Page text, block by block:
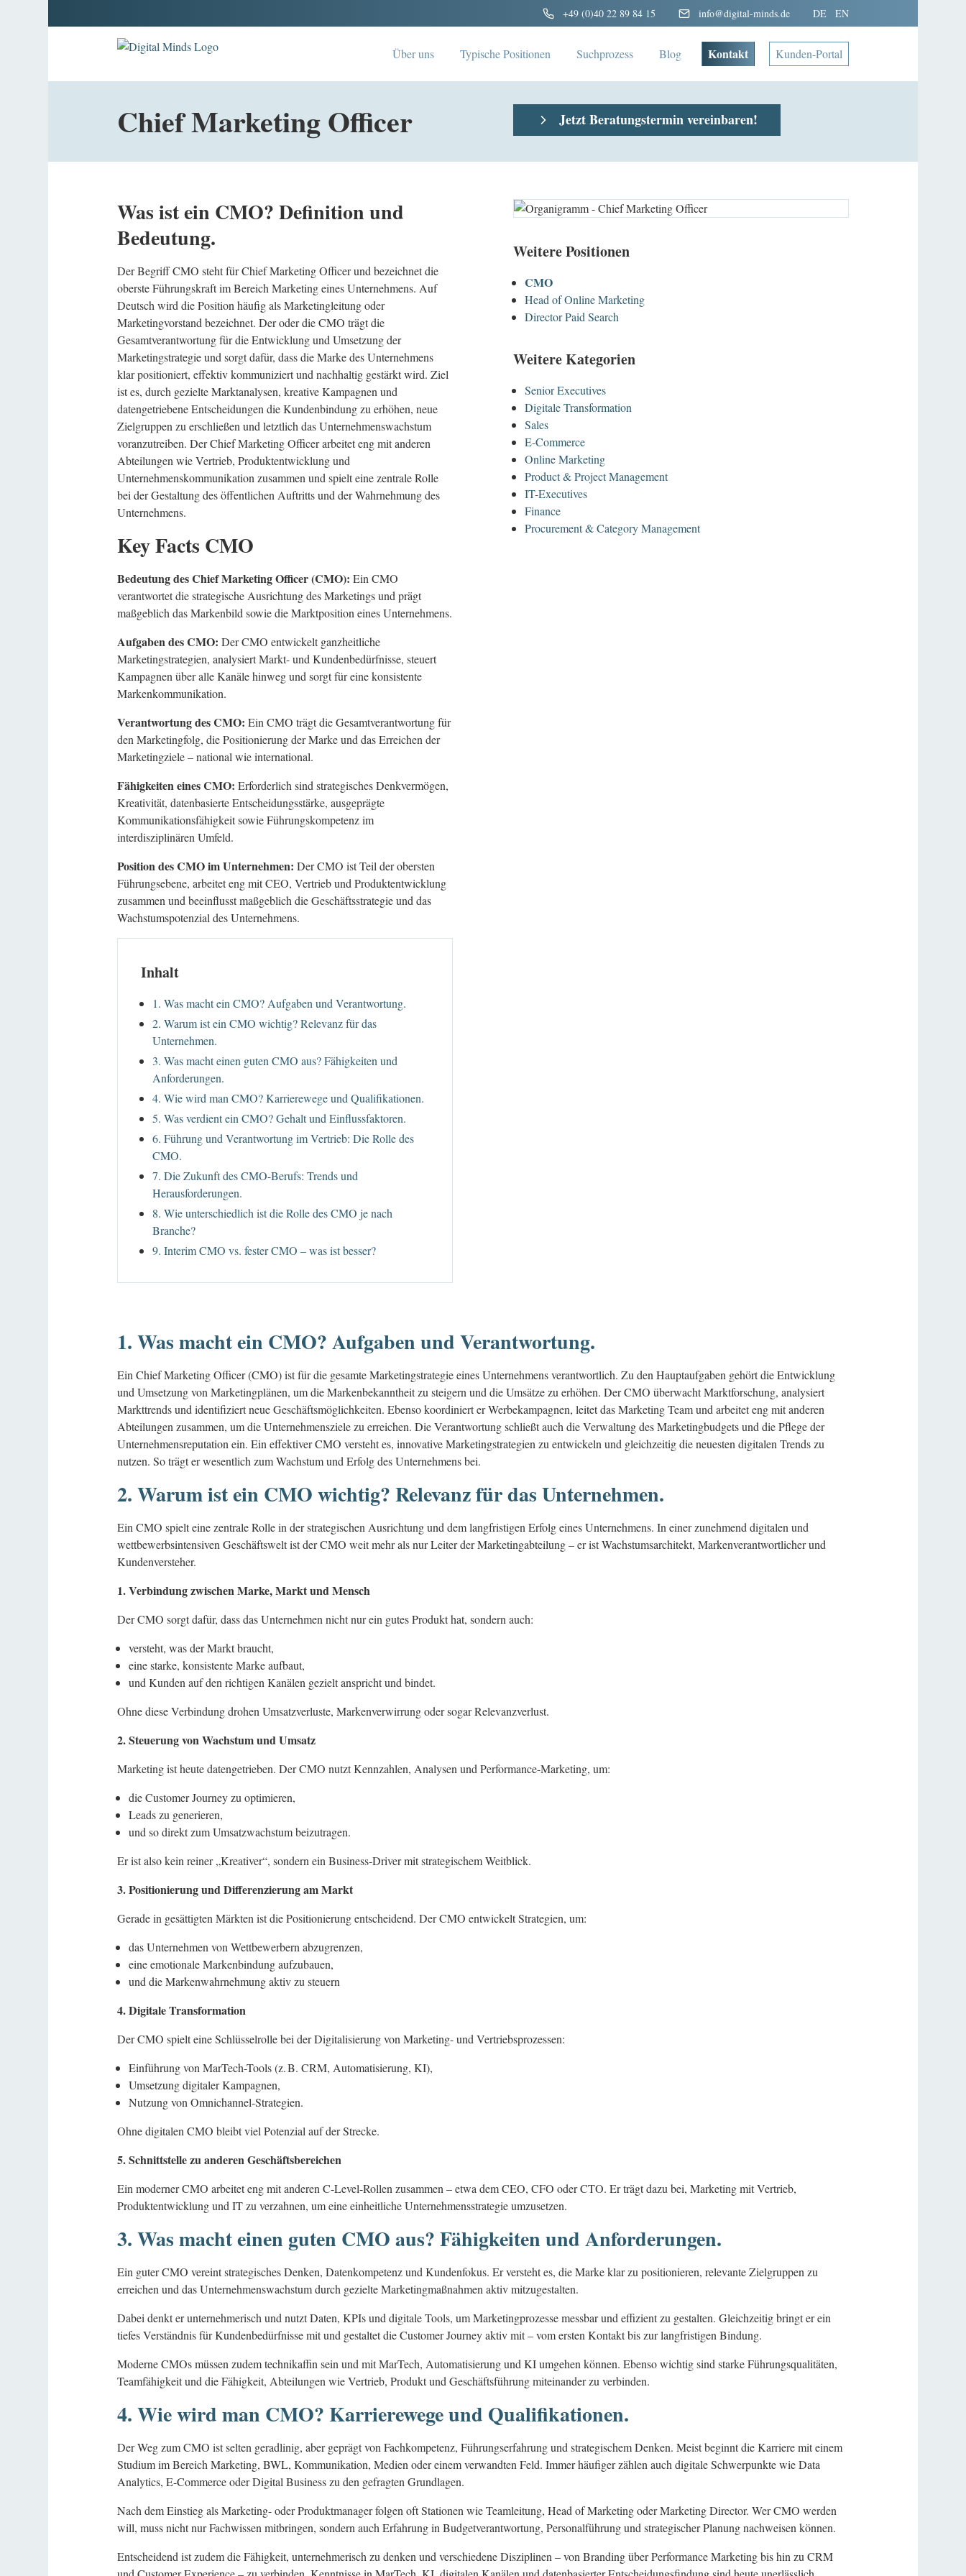
+49 (0)40 22 89 84 15 info@digital-minds.de DE EN
Über uns Typische Positionen Suchprozess Blog Kontakt Kunden-Portal
Chief Marketing Officer Jetzt Beratungstermin vereinbaren!
Was ist ein CMO? Definition und
Bedeutung.
Der Begriff CMO steht für Chief Marketing Officer und bezeichnet die
oberste Führungskraft im Bereich Marketing eines Unternehmens. Auf
Deutsch wird die Position häufig als Marketingleitung oder
Marketingvorstand bezeichnet. Der oder die CMO trägt die
Gesamtverantwortung für die Entwicklung und Umsetzung der
Marketingstrategie und sorgt dafür, dass die Marke des Unternehmens
klar positioniert, effektiv kommuniziert und nachhaltig gestärkt wird. Ziel
ist es, durch gezielte Marktanalysen, kreative Kampagnen und
datengetriebene Entscheidungen die Kundenbindung zu erhöhen, neue
Zielgruppen zu erschließen und letztlich das Unternehmenswachstum
voranzutreiben. Der Chief Marketing Officer arbeitet eng mit anderen
Abteilungen wie Vertrieb, Produktentwicklung und
Unternehmenskommunikation zusammen und spielt eine zentrale Rolle
bei der Gestaltung des öffentlichen Auftritts und der Wahrnehmung des
Unternehmens.
Key Facts CMO
Bedeutung des Chief Marketing Officer (CMO):Ein CMO
verantwortet die strategische Ausrichtung des Marketings und prägt
maßgeblich das Markenbild sowie die Marktposition eines Unternehmens.
Aufgaben des CMO:Der CMO entwickelt ganzheitliche
Marketingstrategien, analysiert Markt- und Kundenbedürfnisse, steuert
Kampagnen über alle Kanäle hinweg und sorgt für eine konsistente
Markenkommunikation.
Verantwortung des CMO: Ein CMO trägt die Gesamtverantwortung für
den Marketingfolg, die Positionierung der Marke und das Erreichen der
Marketingziele – national wie international.
Fähigkeiten eines CMO: Erforderlich sind strategisches Denkvermögen,
Kreativität, datenbasierte Entscheidungsstärke, ausgeprägte
Kommunikationsfähigkeit sowie Führungskompetenz im
interdisziplinären Umfeld.
Position des CMO im Unternehmen: Der CMO ist Teil der obersten
Führungsebene, arbeitet eng mit CEO, Vertrieb und Produktentwicklung
zusammen und beeinflusst maßgeblich die Geschäftsstrategie und das
Wachstumspotenzial des Unternehmens.
Inhalt
1. Was macht ein CMO? Aufgaben und Verantwortung.
2. Warum ist ein CMO wichtig? Relevanz für das
Unternehmen.
3. Was macht einen guten CMO aus? Fähigkeiten und
Anforderungen.
4. Wie wird man CMO? Karrierewege und Qualifikationen.
5. Was verdient ein CMO? Gehalt und Einflussfaktoren.
6. Führung und Verantwortung im Vertrieb: Die Rolle des
CMO.
7. Die Zukunft des CMO-Berufs: Trends und
Herausforderungen.
8. Wie unterschiedlich ist die Rolle des CMO je nach
Branche?
9. Interim CMO vs. fester CMO – was ist besser?
Weitere Positionen
CMO
Head of Online Marketing
Director Paid Search
Weitere Kategorien
Senior Executives
Digitale Transformation
Sales
E-Commerce
Online Marketing
Product & Project Management
IT-Executives
Finance
Procurement & Category Management
1. Was macht ein CMO? Aufgaben und Verantwortung.
Ein Chief Marketing Officer (CMO) ist für die gesamte Marketingstrategie eines Unternehmens verantwortlich. Zu den Hauptaufgaben gehört die Entwicklung
und Umsetzung von Marketingplänen, um die Markenbekanntheit zu steigern und die Umsätze zu erhöhen. Der CMO überwacht Marktforschung, analysiert
Markttrends und identifiziert neue Geschäftsmöglichkeiten. Ebenso koordiniert er Werbekampagnen, leitet das Marketing Team und arbeitet eng mit anderen
Abteilungen zusammen, um die Unternehmensziele zu erreichen. Die Verantwortung schließt auch die Verwaltung des Marketingbudgets und die Pflege der
Unternehmensreputation ein. Ein effektiver CMO versteht es, innovative Marketingstrategien zu entwickeln und gleichzeitig die neuesten digitalen Trends zu
nutzen. So trägt er wesentlich zum Wachstum und Erfolg des Unternehmens bei.
2. Warum ist ein CMO wichtig? Relevanz für das Unternehmen.
Ein CMO spielt eine zentrale Rolle in der strategischen Ausrichtung und dem langfristigen Erfolg eines Unternehmens. In einer zunehmend digitalen und
wettbewerbsintensiven Geschäftswelt ist der CMO weit mehr als nur Leiter der Marketingabteilung – er ist Wachstumsarchitekt, Markenverantwortlicher und
Kundenversteher.
1. Verbindung zwischen Marke, Markt und Mensch
Der CMO sorgt dafür, dass das Unternehmen nicht nur ein gutes Produkt hat, sondern auch:
versteht, was der Markt braucht,
eine starke, konsistente Marke aufbaut,
und Kunden auf den richtigen Kanälen gezielt anspricht und bindet.
Ohne diese Verbindung drohen Umsatzverluste, Markenverwirrung oder sogar Relevanzverlust.
2. Steuerung von Wachstum und Umsatz
Marketing ist heute datengetrieben. Der CMO nutzt Kennzahlen, Analysen und Performance-Marketing, um:
die Customer Journey zu optimieren,
Leads zu generieren,
und so direkt zum Umsatzwachstum beizutragen.
Er ist also kein reiner „Kreativer“, sondern ein Business-Driver mit strategischem Weitblick.
3. Positionierung und Differenzierung am Markt
Gerade in gesättigten Märkten ist die Positionierung entscheidend. Der CMO entwickelt Strategien, um:
das Unternehmen von Wettbewerbern abzugrenzen,
eine emotionale Markenbindung aufzubauen,
und die Markenwahrnehmung aktiv zu steuern
4. Digitale Transformation
Der CMO spielt eine Schlüsselrolle bei der Digitalisierung von Marketing- und Vertriebsprozessen:
Einführung von MarTech-Tools (z. B. CRM, Automatisierung, KI),
Umsetzung digitaler Kampagnen,
Nutzung von Omnichannel-Strategien.
Ohne digitalen CMO bleibt viel Potenzial auf der Strecke.
5. Schnittstelle zu anderen Geschäftsbereichen
Ein moderner CMO arbeitet eng mit anderen C-Level-Rollen zusammen – etwa dem CEO, CFO oder CTO. Er trägt dazu bei, Marketing mit Vertrieb,
Produktentwicklung und IT zu verzahnen, um eine einheitliche Unternehmensstrategie umzusetzen.
3. Was macht einen guten CMO aus? Fähigkeiten und Anforderungen.
Ein guter CMO vereint strategisches Denken, Datenkompetenz und Kundenfokus. Er versteht es, die Marke klar zu positionieren, relevante Zielgruppen zu
erreichen und das Unternehmenswachstum durch gezielte Marketingmaßnahmen aktiv mitzugestalten.
Dabei denkt er unternehmerisch und nutzt Daten, KPIs und digitale Tools, um Marketingprozesse messbar und effizient zu gestalten. Gleichzeitig bringt er ein
tiefes Verständnis für Kundenbedürfnisse mit und gestaltet die Customer Journey aktiv mit – vom ersten Kontakt bis zur langfristigen Bindung.
Moderne CMOs müssen zudem technikaffin sein und mit MarTech, Automatisierung und KI umgehen können. Ebenso wichtig sind starke Führungsqualitäten,
Teamfähigkeit und die Fähigkeit, Abteilungen wie Vertrieb, Produkt und Geschäftsführung miteinander zu verbinden.
4. Wie wird man CMO? Karrierewege und Qualifikationen.
Der Weg zum CMO ist selten geradlinig, aber geprägt von Fachkompetenz, Führungserfahrung und strategischem Denken. Meist beginnt die Karriere mit einem
Studium im Bereich Marketing, BWL, Kommunikation, Medien oder einem verwandten Feld. Immer häufiger zählen auch digitale Schwerpunkte wie Data
Analytics, E-Commerce oder Digital Business zu den gefragten Grundlagen.
Nach dem Einstieg als Marketing- oder Produktmanager folgen oft Stationen wie Teamleitung, Head of Marketing oder Marketing Director. Wer CMO werden
will, muss nicht nur Fachwissen mitbringen, sondern auch Erfahrung in Budgetverantwortung, Personalführung und strategischer Planung nachweisen können.
Entscheidend ist zudem die Fähigkeit, unternehmerisch zu denken und verschiedene Disziplinen – von Branding über Performance Marketing bis hin zu CRM